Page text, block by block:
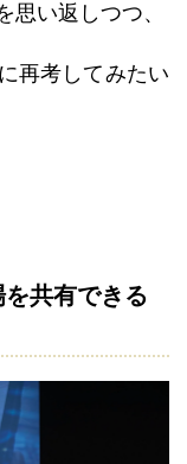
思い返しつつ、
再考してみたい
共有できる